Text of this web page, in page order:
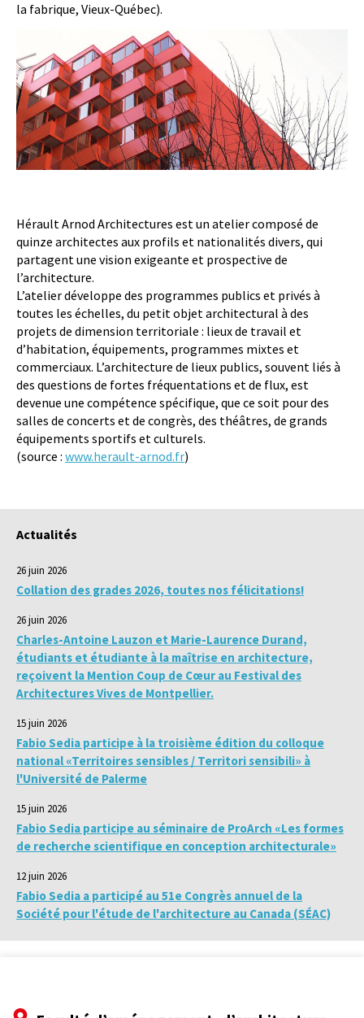
la fabrique, Vieux-Québec).
Hérault Arnod Architectures est un atelier composé de
quinze architectes aux profils et nationalités divers, qui
partagent une vision exigeante et prospective de
l’architecture.
L’atelier développe des programmes publics et privés à
toutes les échelles, du petit objet architectural à des
projets de dimension territoriale : lieux de travail et
d’habitation, équipements, programmes mixtes et
commerciaux. L’architecture de lieux publics, souvent liés à
des questions de fortes fréquentations et de flux, est
devenue une compétence spécifique, que ce soit pour des
salles de concerts et de congrès, des théâtres, de grands
équipements sportifs et culturels.
(source : www.herault-arnod.fr)
Actualités
26 juin 2026
Collation des grades 2026, toutes nos félicitations!
26 juin 2026
Charles-Antoine Lauzon et Marie-Laurence Durand,
étudiants et étudiante à la maîtrise en architecture,
reçoivent la Mention Coup de Cœur au Festival des
Architectures Vives de Montpellier.
15 juin 2026
Fabio Sedia participe à la troisième édition du colloque
national «Territoires sensibles / Territori sensibili» à
l'Université de Palerme
15 juin 2026
Fabio Sedia participe au séminaire de ProArch «Les formes
de recherche scientifique en conception architecturale»
12 juin 2026
Fabio Sedia a participé au 51e Congrès annuel de la
Société pour l'étude de l'architecture au Canada (SÉAC)